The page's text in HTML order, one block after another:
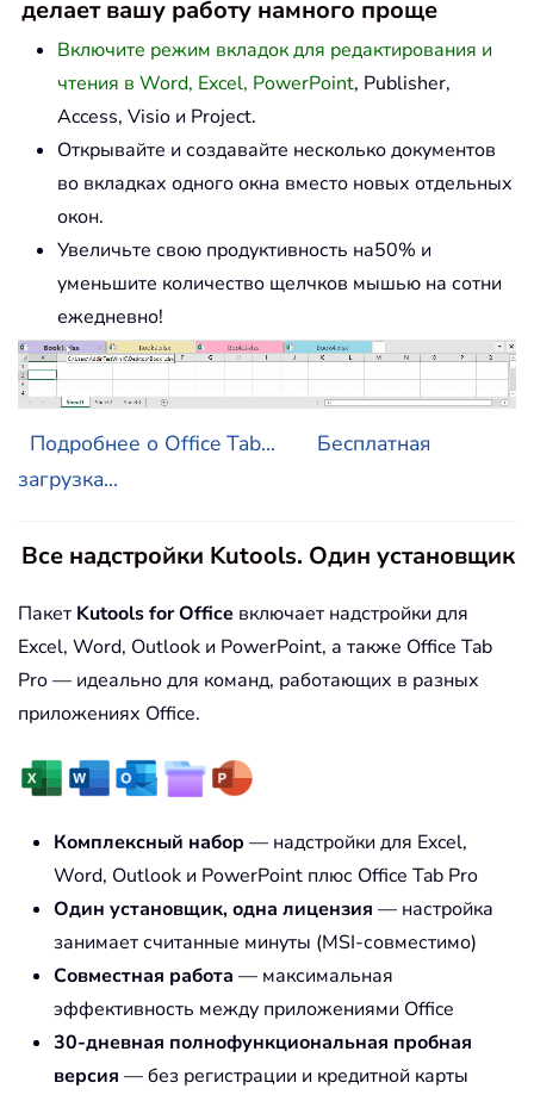
делает вашу работу намного проще
Включите режим вкладок для редактирования и
чтения в Word, Excel, PowerPoint, Publisher,
Access, Visio и Project.
Открывайте и создавайте несколько документов
во вкладках одного окна вместо новых отдельных
окон.
Увеличьте свою продуктивность на50% и
уменьшите количество щелчков мышью на сотни
ежедневно!
Подробнее о Office Tab...
Бесплатная
загрузка...
Все надстройки Kutools. Один установщик
Пакет Kutools for Office включает надстройки для
Excel, Word, Outlook и PowerPoint, а также Office Tab
Pro — идеально для команд, работающих в разных
приложениях Office.
Комплексный набор — надстройки для Excel,
Word, Outlook и PowerPoint плюс Office Tab Pro
Один установщик, одна лицензия — настройка
занимает считанные минуты (MSI-совместимо)
Совместная работа — максимальная
эффективность между приложениями Office
30-дневная полнофункциональная пробная
версия — без регистрации и кредитной карты